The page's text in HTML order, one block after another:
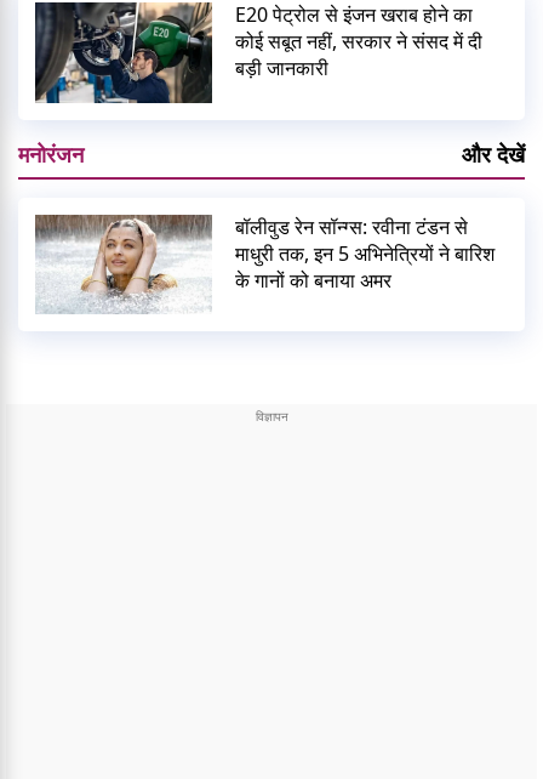
E20 पेट्रोल से इंजन खराब होने का
कोई सबूत नहीं, सरकार ने संसद में दी
बड़ी जानकारी
मनोरंजन और देखें
बॉलीवुड रेन सॉन्ग्स: रवीना टंडन से
माधुरी तक, इन 5 अभिनेत्रियों ने बारिश
के गानों को बनाया अमर